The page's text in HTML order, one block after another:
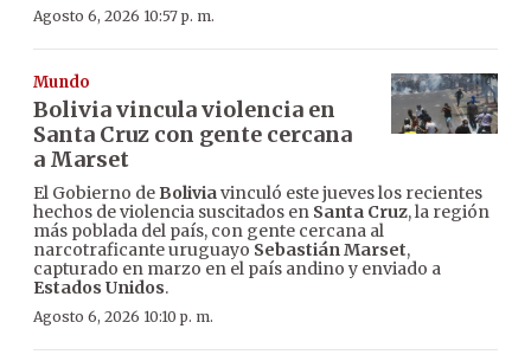
Agosto 6, 2026 10:57 p. m.
Mundo
Bolivia vincula violencia en
Santa Cruz con gente cercana
a Marset
El Gobierno de Boliviavinculó este jueves los recientes
hechos de violencia suscitados en Santa Cruz, la región
más poblada del país, con gente cercana al
narcotraficante uruguayo Sebastián Marset,
capturado en marzo en el país andino y enviado a
Estados Unidos.
Agosto 6, 2026 10:10 p. m.